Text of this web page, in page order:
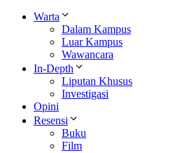
Warta
Dalam Kampus
Luar Kampus
Wawancara
In-Depth
Liputan Khusus
Investigasi
Opini
Resensi
Buku
Film